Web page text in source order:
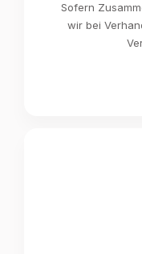
Sofern
wir bei